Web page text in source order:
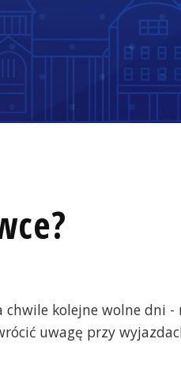
chwile kolejne wolne dni -
uwagę przy